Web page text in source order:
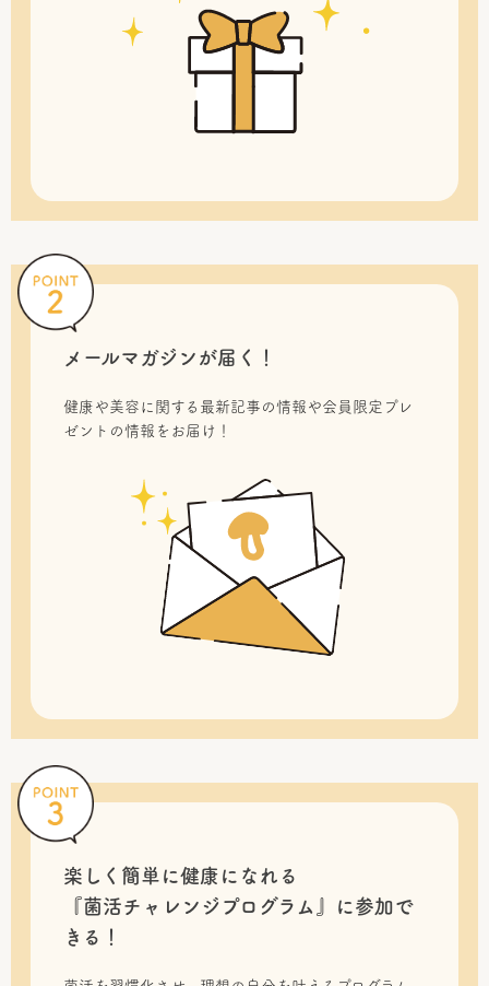
メールマガジンが届く！
健康や美容に関する最新記事の情報や会員限定プレ
ゼントの情報をお届け！
楽しく簡単に健康になれる
『菌活チャレンジプログラム』に 参加で
きる！